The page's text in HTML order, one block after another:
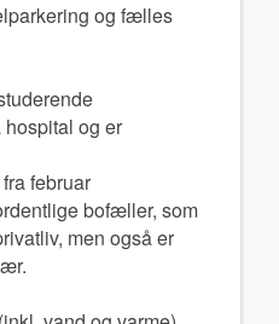
og fælles
hospital og er
februar
bofæller, som
men også er